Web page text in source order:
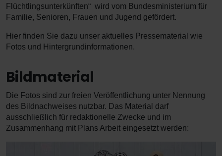
Flüchtlingsunterkünften“ wird vom Bundesministerium für
Familie, Senioren, Frauen und Jugend gefördert.
Hier finden Sie dazu unser aktuelles Pressematerial wie
Fotos und Hintergrundinformationen.
Bildmaterial
Die Fotos sind zur freien Veröffentlichung unter Nennung
des Bildnachweises nutzbar. Das Material darf
ausschließlich für redaktionelle Zwecke und im
Zusammenhang mit Plans Arbeit eingesetzt werden: